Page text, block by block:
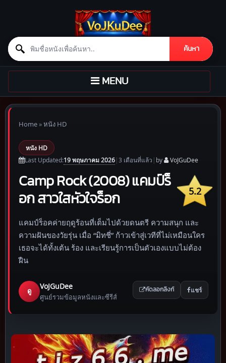
Search for:
ค้นหา
Skip to content
TOGGLE
NAVIGATION
MENU
Home»หนัง HD
หนัง HD
Last Updated:19 พฤษภาคม 2026|3 เดือนที่แล้ว | by VoJGuDee
5.2
Camp Rock (2008) แคมป์ร็
อก สาวใสหัวใจร็อก
แคมป์ร็อคค่ายฤดูร้อนที่เต็มไปด้วยดนตรี ความสนุก และ
ความฝันของวัยรุ่น เมื่อ “มิทชี่” ก้าวเข้าสู่เวทีที่ไม่เหมือนใคร
เธอจะได้ทั้งเต้น ร้อง และเรียนรู้การเป็นตัวเองแบบไม่ต้อง
ฝืน
ดู
VoJGuDee
ศูนย์รวมข้อมูลหนังและซีรีส์
คัดลอกลิงก์ แชร์